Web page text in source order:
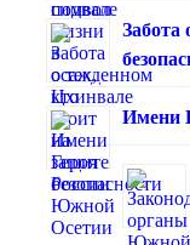
Забота
Имени